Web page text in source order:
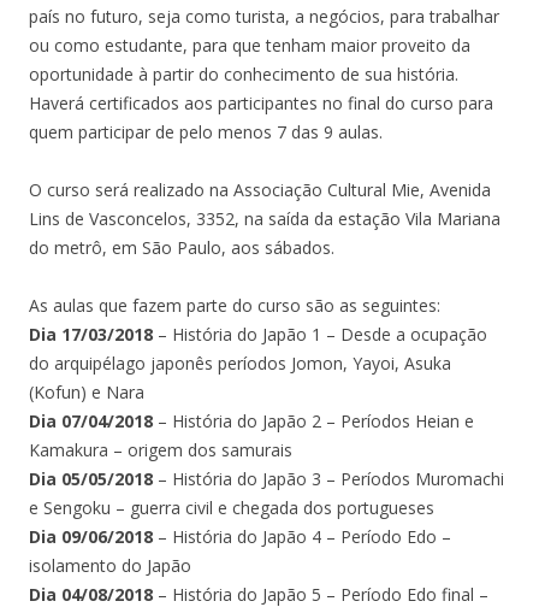
país no futuro, seja como turista, a negócios, para trabalhar
ou como estudante, para que tenham maior proveito da
oportunidade à partir do conhecimento de sua história.
Haverá certificados aos participantes no final do curso para
quem participar de pelo menos 7 das 9 aulas.
O curso será realizado na Associação Cultural Mie, Avenida
Lins de Vasconcelos, 3352, na saída da estação Vila Mariana
do metrô, em São Paulo, aos sábados.
As aulas que fazem parte do curso são as seguintes:
Dia 17/03/2018 – História do Japão 1 – Desde a ocupação
do arquipélago japonês períodos Jomon, Yayoi, Asuka
(Kofun) e Nara
Dia 07/04/2018 – História do Japão 2 – Períodos Heian e
Kamakura – origem dos samurais
Dia 05/05/2018 – História do Japão 3 – Períodos Muromachi
e Sengoku – guerra civil e chegada dos portugueses
Dia 09/06/2018 – História do Japão 4 – Período Edo –
isolamento do Japão
Dia 04/08/2018 – História do Japão 5 – Período Edo final –